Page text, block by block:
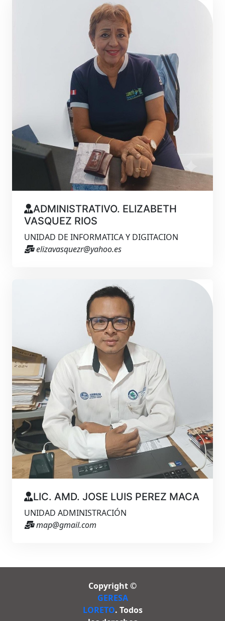
ADMINISTRATIVO. ELIZABETH
VASQUEZ RIOS
UNIDAD DE INFORMATICA Y DIGITACION
elizavasquezr@yahoo.es
LIC. AMD. JOSE LUIS PEREZ MACA
UNIDAD ADMINISTRACIÓN
map@gmail.com
Copyright ©
GERESA
LORETO. Todos